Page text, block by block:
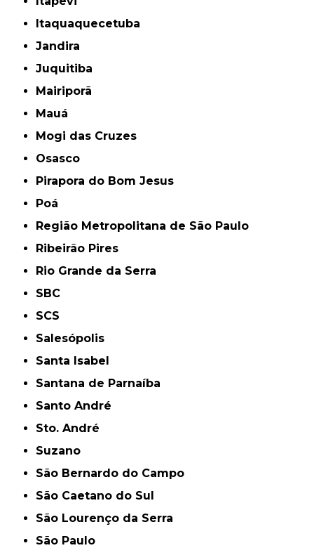
Itaquaquecetuba
Jandira
Juquitiba
Mairiporã
Mauá
Mogi das Cruzes
Osasco
Pirapora do Bom Jesus
Poá
Região Metropolitana de São Paulo
Ribeirão Pires
Rio Grande da Serra
SBC
SCS
Salesópolis
Santa Isabel
Santana de Parnaíba
Santo André
Sto. André
Suzano
São Bernardo do Campo
São Caetano do Sul
São Lourenço da Serra
São Paulo